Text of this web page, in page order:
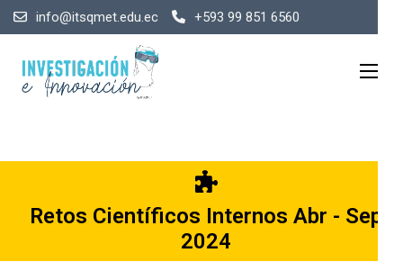
info@itsqmet.edu.ec +593 99 851 6560
Congresos Científicos
Retos Científicos Internos Abr - Sep
2024